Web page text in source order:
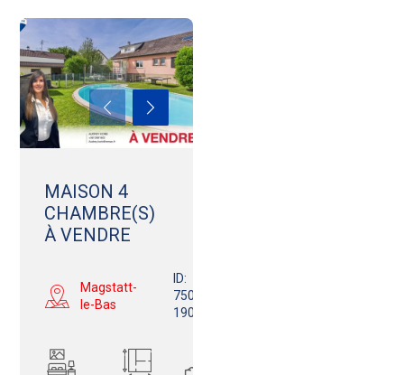
MAISON 4
CHAMBRE(S)
À VENDRE
Magstatt-
le-Bas
ID:
750681013-
190